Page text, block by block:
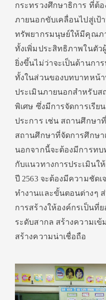
กระทรวงศึกษาธิการ ที่ต้
ภายนอกขับเคลื่อนไปสู่เป้
ทรัพยากรมนุษย์ให้มีคุณภ
ทั้งเพิ่มประสิทธิภาพในตั
ยิ่งขึ้นไม่ว่าจะเป็นด้านกา
ทั้งในส่วนของบทบาทหน้
ประเมินภายนอกสำหรับ
พิเศษ ซึ่งมีการจัดการเรี
ประการ เช่น สถานศึกษา
สถานศึกษาที่จัดการศึกษา
นอกจากนี้จะต้องมีการทบ
กับแนวทางการประเมินใ
ปี 2563 จะต้องมีความชัด
ทำงานและขั้นตอนต่างๆ
การสร้างให้องค์กรเป็นที่
ระดับสากล สร้างความเ
สร้างความน่าเชื่อถือ